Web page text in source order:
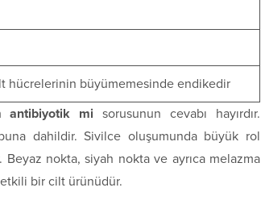
hücrelerinin büyümemesinde endikedir
antibiyotik mi sorusunun cevabı hayırdır.
dahildir. Sivilce oluşumunda büyük rol
nokta, siyah nokta ve ayrıca melazma
bir cilt ürünüdür.